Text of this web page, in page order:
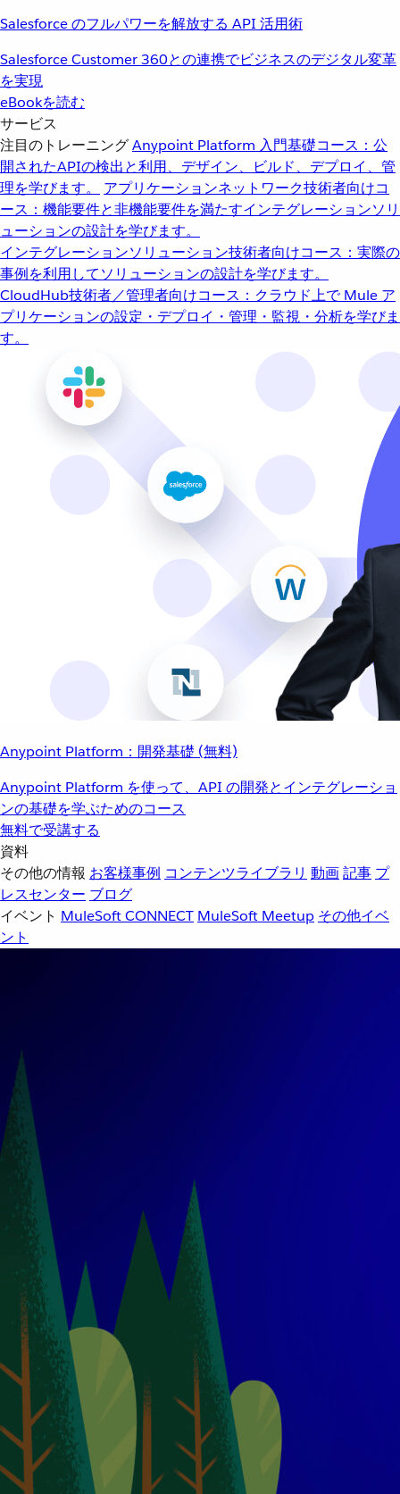
Salesforce のフルパワーを解放する API 活用術
Salesforce Customer 360との連携でビジネスのデジタル変革
を実現
eBookを読む
サービス
注目のトレーニングAnypoint Platform 入門基礎コース：公
開されたAPIの検出と利用、デザイン、ビルド、デプロイ、管
理を学びます。
アプリケーションネットワーク技術者向けコ
ース：機能要件と非機能要件を満たすインテグレーションソリ
ューションの設計を学びます。
インテグレーションソリューション技術者向けコース：実際の
事例を利用してソリューションの設計を学びます。
CloudHub技術者／管理者向けコース：クラウド上で Mule ア
プリケーションの設定・デプロイ・管理・監視・分析を学びま
す。
Anypoint Platform：開発基礎 (無料)
Anypoint Platform を使って、API の開発とインテグレーショ
ンの基礎を学ぶためのコース
無料で受講する
資料
その他の情報 お客様事例 コンテンツライブラリ 動画記事 プ
レスセンター ブログ
イベント MuleSoft CONNECT MuleSoft Meetup その他イベ
ント